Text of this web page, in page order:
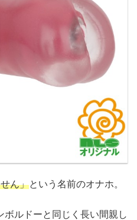
ん」という名前のオナホ。
ボルドーと同じく長い間親し